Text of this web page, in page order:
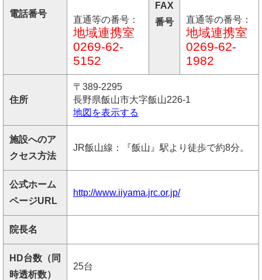
電話番号
直通等の番号：
地域連携室
0269-62-
5152
FAX
番号
直通等の番号：
地域連携室
0269-62-
1982
住所
〒389-2295
長野県飯山市大字飯山226-1
地図を表示する
施設へのア
クセス方法
JR飯山線：『飯山』駅より徒歩で約8分。
公式ホーム
ページURL
http://www.iiyama.jrc.or.jp/
院長名
HD台数（同
時透析数）
25台